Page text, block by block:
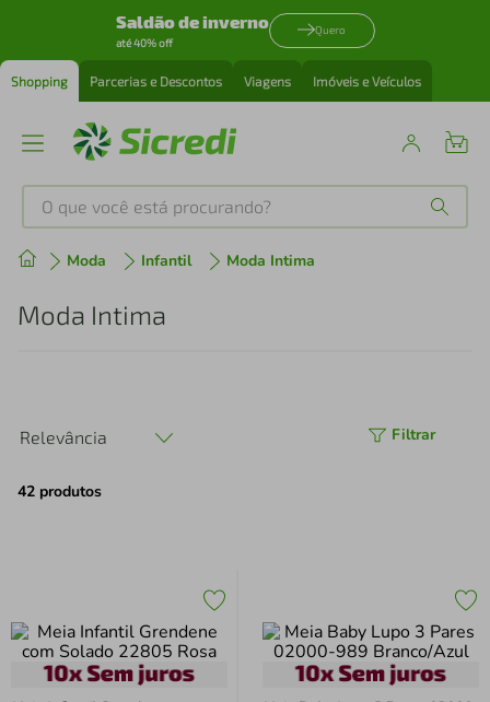
Saldão de inverno
até 40% off
Quero
Shopping Parcerias e Descontos Viagens Imóveis e Veículos
O que você está procurando?
Moda Infantil Moda Intima
Moda Intima
Relevância Filtrar
42 produtos
Produtos mais buscados
º tenis
º perfume
4º air fryer